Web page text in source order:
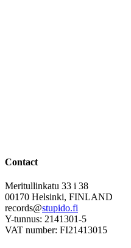
Contact
Meritullinkatu 33 i 38
00170 Helsinki, FINLAND
records@stupido.fi
Y-tunnus: 2141301-5
VAT number: FI21413015